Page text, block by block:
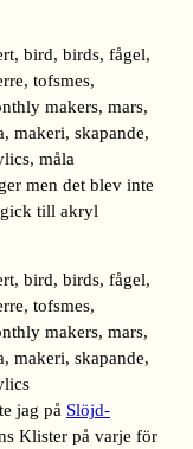
men det blev inte
till akryl
jag på Slöjd-
Klister på varje för